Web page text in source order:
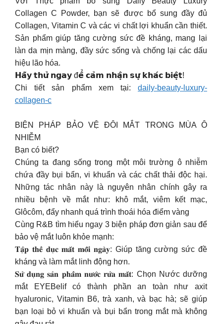
Collagen C Powder, bạn sẽ được bổ sung đầy đủ
Collagen, Vitamin C và các vi chất lợi khuẩn cần thiết.
Sản phẩm giúp tăng cường sức đề kháng, mang lại
làn da mịn màng, đầy sức sống và chống lại các dấu
hiệu lão hóa.
𝗛𝗮̃𝘆 𝘁𝗵𝘂̛̉ 𝗻𝗴𝗮𝘆 đ𝗲̂̉ 𝗰𝗮̉𝗺 𝗻𝗵𝗮̣̂𝗻 𝘀𝘂̛̣ 𝗸𝗵𝗮́𝗰 𝗯𝗶𝗲̣̂𝘁!
Chi tiết sản phẩm xem tại: daily-beauty-luxury-
collagen-c
BIỆN PHÁP BẢO VỆ ĐÔI MẮT TRONG MÙA Ô
NHIỄM
Bạn có biết?
Chúng ta đang sống trong một môi trường ô nhiễm
chứa đầy bụi bẩn, vi khuẩn và các chất thải độc hại.
Những tác nhân này là nguyên nhân chính gây ra
nhiều bệnh về mắt như: khô mắt, viêm kết mạc,
Glôcôm, đẩy nhanh quá trình thoái hóa điểm vàng
Cùng R&B tìm hiểu ngay 3 biện pháp đơn giản sau để
bảo vệ mắt luôn khỏe mạnh:
𝐓𝐚̣̂𝐩 𝐭𝐡𝐞̂̉ 𝐝𝐮̣𝐜 𝐦𝐚̆́𝐭 𝐦𝐨̂̃𝐢 𝐧𝐠𝐚̀𝐲: Giúp tăng cường sức đề
kháng và làm mắt linh động hơn.
𝐒𝐮̛̉ 𝐝𝐮̣𝐧𝐠 𝐬𝐚̉𝐧 𝐩𝐡𝐚̂̉𝐦 𝐧𝐮̛𝐨̛́𝐜 𝐫𝐮̛̉𝐚 𝐦𝐚̆́𝐭: Chọn Nước dưỡng
mắt EYEBelif có thành phần an toàn như axit
hyaluronic, Vitamin B6, trà xanh, và bạc hà; sẽ giúp
bạn loại bỏ vi khuẩn và bụi bẩn trong mắt mà không